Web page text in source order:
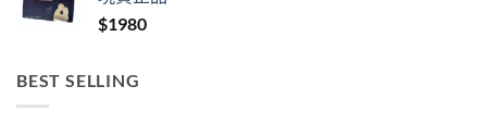
$1980
BEST SELLING